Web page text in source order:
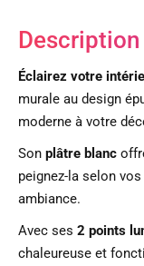
Description
Éclairez votre
murale au design
moderne à votre
Son plâtre blanc
peignez-la selon
ambiance.
Avec ses 2 points
chaleureuse et